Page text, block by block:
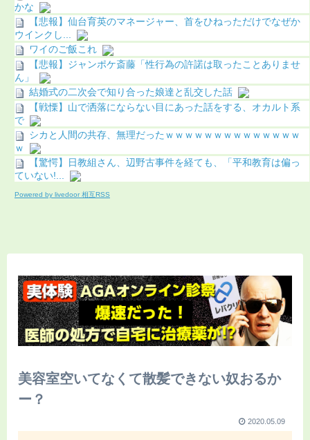
かな
【悲報】仙台育英のマネージャー、首をひねっただけでなぜか
ウインクし...
ワイのご飯これ
【悲報】ジャンポケ斎藤「性行為の許諾は取ったことありませ
ん」
結婚式の二次会で知り合った娘達と乱交した話
【戦慄】山で洒落にならない目にあった話をする、オカルト系
で
シカと人間の共存、無理だったｗｗｗｗｗｗｗｗｗｗｗｗｗｗ
ｗ
【驚愕】日教組さん、辺野古事件を経ても、「平和教育は偏っ
ていない!...
Powered by livedoor 相互RSS
美容室空いてなくて散髪できない奴おるか
ー？
2020.05.09